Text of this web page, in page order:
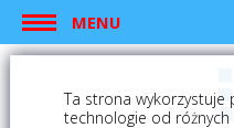
MENU
Ta strona wykorzystuje
technologie od